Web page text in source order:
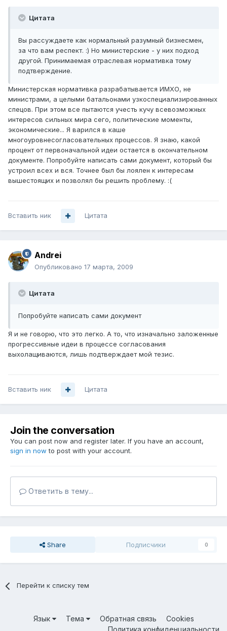
Цитата
Вы рассуждаете как нормальный разумный бизнесмен,
за что вам респект. :) Но министерские - у них подход
другой. Принимаемая отраслевая нормативка тому
подтверждение.
Министерская нормативка разрабатывается ИМХО, не
министрами, а целыми батальонами узкоспециализированных
спецов. При этом все пытаются учесть кучу всевозможных
интересов сильных мира сего, политические моменты,
экономические... Я варился в каше
многоуровнесогласовательных процессов. Я знаю, какой
процент от первоначальной идеи остается в окончательном
документе. Попробуйте написать сами документ, который бы
устроил всех и вся. Точнее был бы лоялен к интересам
вышестоящих и позволял бы решить проблему. :(
Вставить ник Цитата
Andrei
Опубликовано 17 марта, 2009
Цитата
Попробуйте написать сами документ
Я и не говорю, что это легко. А то, что изначально заложенные
прогрессивные идеи в процессе согласования
выхолащиваются, лишь подтверждает мой тезис.
Вставить ник Цитата
Join the conversation
You can post now and register later. If you have an account,
sign in now to post with your account.
Ответить в тему...
Share Подписчики 0
Перейти к списку тем
Язык Тема Обратная связь
Cookies